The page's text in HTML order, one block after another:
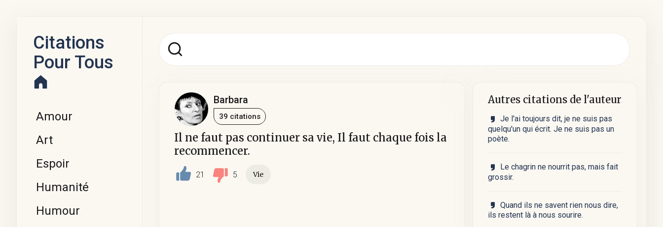
Citations
Pour Tous
Amour
Art
Espoir
Humanité
Humour
Barbara
39 citations
Il ne faut pas continuer sa vie, Il faut chaque fois la
recommencer.
21 5 Vie
Autres citations de l'auteur
Je l'ai toujours dit, je ne suis pas
quelqu'un qui écrit. Je ne suis pas un
poète.
Le chagrin ne nourrit pas, mais fait
grossir.
Quand ils ne savent rien nous dire,
ils restent là à nous sourire.